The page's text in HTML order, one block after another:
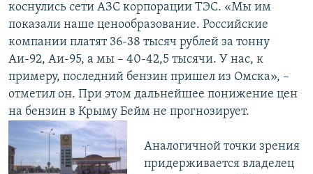
коснулись сети АЗС корпорации TЭС. «Мы им
показали наше ценообразование. Российские
компании платят 36-38 тысяч рублей за тонну
Аи-92, Аи-95, а мы – 40-42,5 тысячи. У нас, к
примеру, последний бензин пришел из Омска», –
отметил он. При этом дальнейшее понижение цен
на бензин в Крыму Бейм не прогнозирует.
Аналогичной точки зрения
придерживается владелец